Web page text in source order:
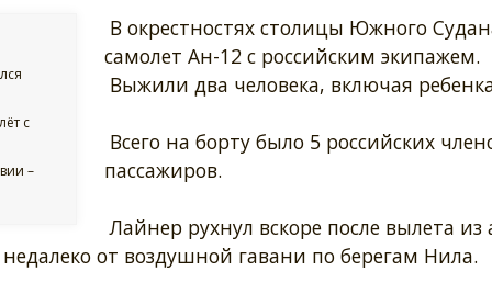
с
–
В окрестностях столицы Южного
самолет Ан-12 с российским экипажем.
Выжили два человека, включая
Всего на борту было 5 российских
пассажиров.
Лайнер рухнул вскоре после вылета
от воздушной гавани по берегам Нила.